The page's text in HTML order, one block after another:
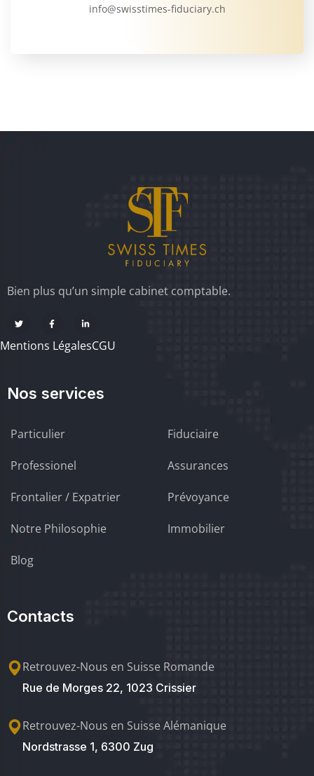
info@swisstimes-fiduciary.ch
Bien plus qu’un simple cabinet comptable.
Mentions LégalesCGU
Nos services
Particulier
Professionel
Frontalier / Expatrier
Notre Philosophie
Blog
Fiduciaire
Assurances
Prévoyance
Immobilier
Contacts
Retrouvez-Nous en Suisse Romande
Rue de Morges 22, 1023 Crissier
Retrouvez-Nous en Suisse Alémanique
Nordstrasse 1, 6300 Zug